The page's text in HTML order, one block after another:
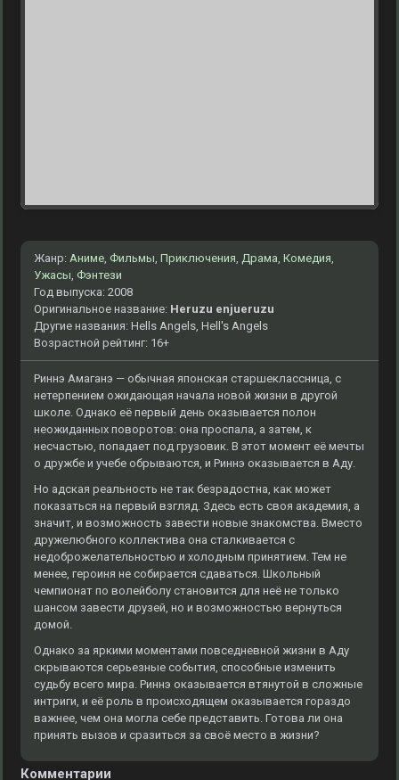
Жанр: Аниме, Фильмы, Приключения, Драма, Комедия,
Ужасы, Фэнтези
Год выпуска: 2008
Оригинальное название: Heruzu enjueruzu
Другие названия: Hells Angels, Hell's Angels
Возрастной рейтинг: 16+
Риннэ Амаганэ — обычная японская старшеклассница, с
нетерпением ожидающая начала новой жизни в другой
школе. Однако её первый день оказывается полон
неожиданных поворотов: она проспала, а затем, к
несчастью, попадает под грузовик. В этот момент её мечты
о дружбе и учебе обрываются, и Риннэ оказывается в Аду.
Но адская реальность не так безрадостна, как может
показаться на первый взгляд. Здесь есть своя академия, а
значит, и возможность завести новые знакомства. Вместо
дружелюбного коллектива она сталкивается с
недоброжелательностью и холодным принятием. Тем не
менее, героиня не собирается сдаваться. Школьный
чемпионат по волейболу становится для неё не только
шансом завести друзей, но и возможностью вернуться
домой.
Однако за яркими моментами повседневной жизни в Аду
скрываются серьезные события, способные изменить
судьбу всего мира. Риннэ оказывается втянутой в сложные
интриги, и её роль в происходящем оказывается гораздо
важнее, чем она могла себе представить. Готова ли она
принять вызов и сразиться за своё место в жизни?
Комментарии